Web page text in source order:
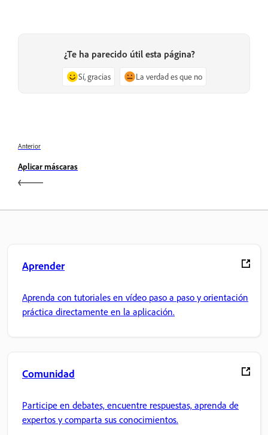
¿Te ha parecido útil esta página?
Sí, gracias La verdad es que no
Anterior
Aplicar máscaras
Aprender
Aprenda con tutoriales en vídeo paso a paso y orientación
práctica directamente en la aplicación.
Comunidad
Participe en debates, encuentre respuestas, aprenda de
expertos y comparta sus conocimientos.